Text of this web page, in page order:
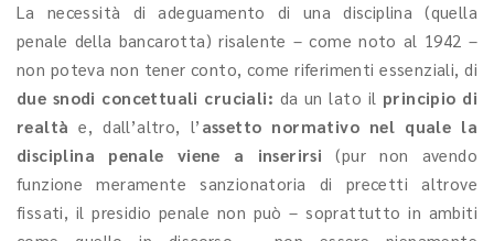
La necessità di adeguamento di una disciplina (quella
penale della bancarotta) risalente – come noto al 1942 –
non poteva non tener conto, come riferimenti essenziali, di
due snodi concettuali cruciali: da un lato il principio di
realtà e, dall’altro, l’ assetto normativo nel quale la
disciplina penale viene a inserirsi (pur non avendo
funzione meramente sanzionatoria di precetti altrove
fissati, il presidio penale non può – soprattutto in ambiti